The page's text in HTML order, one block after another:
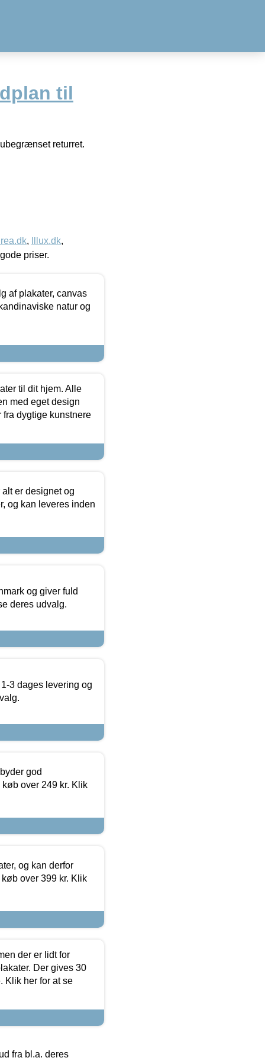
til
returret.
, Illux.dk,
priser.
af plakater, canvas
natur og
til dit hjem. Alle
med eget design
dygtige kunstnere
er designet og
og kan leveres inden
og giver fuld
deres udvalg.
3 dages levering og
god
over 249 kr. Klik
og kan derfor
over 399 kr. Klik
der er lidt for
Der gives 30
Klik her for at se
fra bl.a. deres